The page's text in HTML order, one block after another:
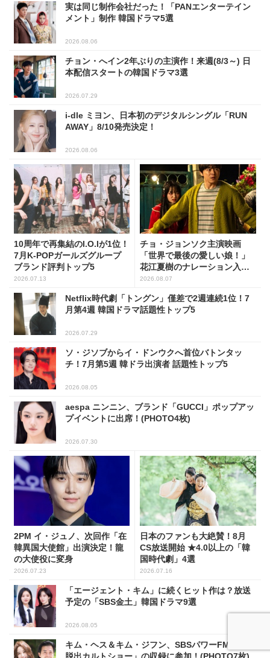
実は同じ制作会社だった！「PANエンターテイン
メント」制作 韓国ドラマ5選
2026.08.06
チョン・へイン2年ぶりの主演作！来週(8/3～) 日
本配信スタートの韓国ドラマ3選
2026.07.29
i-dle ミヨン、日本初のデジタルシングル「RUN
AWAY」8/10発売決定！
2026.08.06
10周年で再集結のI.O.Iが1位！
7月K-POPガールズグループ
ブランド評判トップ5
2026.07.13
チョ・ジョンソク主演映画
「世界で最後の愛しい娘！」
花江夏樹のナレーション入り
予告映像解禁！
2026.08.07
Netflix時代劇「トングン」僅差で2週連続1位！7
月第4週 韓国ドラマ話題性トップ5
2026.07.29
ソ・ジソブからイ・ドンウクへ首位バトンタッ
チ！7月第5週 韓ドラ出演者 話題性トップ5
2026.08.05
aespa ニンニン、ブランド「GUCCI」ポップアッ
プイベントに出席！(PHOTO4枚)
2026.07.30
2PM イ・ジュノ、次回作「在
韓異国大使館」出演決定！龍
の大使役に変身
2026.07.23
日本のファンも大絶賛！8月
CS放送開始 ★4.0以上の「韓
国時代劇」4選
2026.07.16
「エージェント・キム」に続くヒット作は？放送
予定の「SBS金土」韓国ドラマ9選
2026.08.05
キム・ヘス＆キム・ジフン、SBSパワーFM「2時